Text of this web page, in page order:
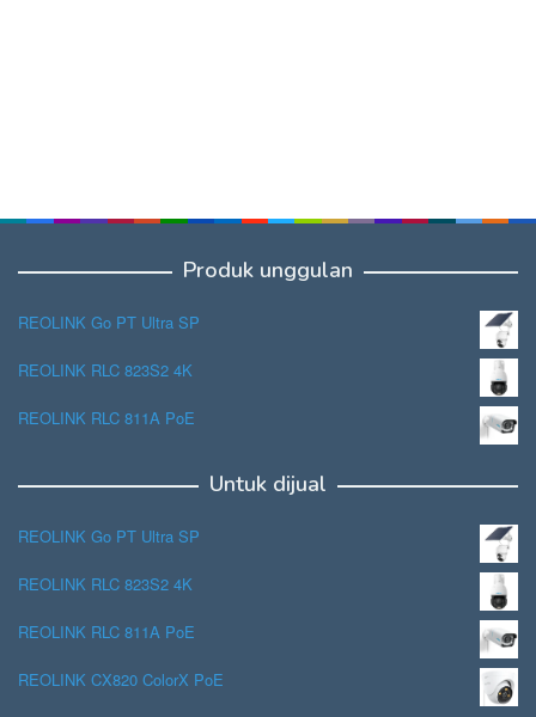
Produk unggulan
REOLINK Go PT Ultra SP
REOLINK RLC 823S2 4K
REOLINK RLC 811A PoE
Untuk dijual
REOLINK Go PT Ultra SP
REOLINK RLC 823S2 4K
REOLINK RLC 811A PoE
REOLINK CX820 ColorX PoE